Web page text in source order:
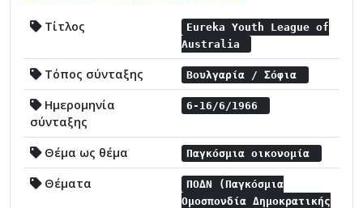
Τίτλος
Eureka Youth League of
Australia
Τόπος σύνταξης Βουλγαρία / Σόφια
Ημερομηνία
σύνταξης
6-16/6/1966
Θέμα ως θέμα Παγκόσμια οικονομία
Θέματα
ΠΟΔΝ (Παγκόσμια
Ομοσπονδία Δημοκρατικής